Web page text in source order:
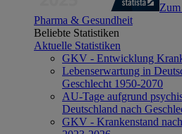
Pharma & Gesundheit
Beliebte Statistiken
Aktuelle Statistiken
GKV - Entwicklung
Lebenserwartung in
Geschlecht 1950-2070
AU-Tage aufgrund
Deutschland nach
GKV - Krankenstand